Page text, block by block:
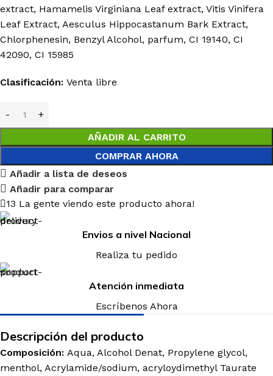
extract, Hamamelis Virginiana Leaf extract, Vitis Vinifera
Leaf Extract, Aesculus Hippocastanum Bark Extract,
Chlorphenesin, Benzyl Alcohol, parfum, CI 19140, CI
42090, CI 15985
Clasificación: Venta libre
AÑADIR AL CARRITO
COMPRAR AHORA
Añadir a lista de deseos
Añadir para comparar
13 La gente viendo este producto ahora!
Envios a nivel Nacional
Realiza tu pedido
Atención inmediata
Escríbenos Ahora
Descripción del producto
Composición: Aqua, Alcohol Denat, Propylene glycol,
menthol, Acrylamide/sodium, acryloydimethyl Taurate